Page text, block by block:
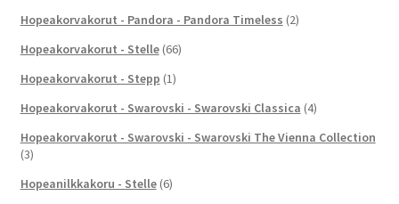
Hopeakorvakorut - Pandora - Pandora Timeless (2)
Hopeakorvakorut - Stelle (66)
Hopeakorvakorut - Stepp (1)
Hopeakorvakorut - Swarovski - Swarovski Classica (4)
Hopeakorvakorut - Swarovski - Swarovski The Vienna Collection
(3)
Hopeanilkkakoru - Stelle (6)